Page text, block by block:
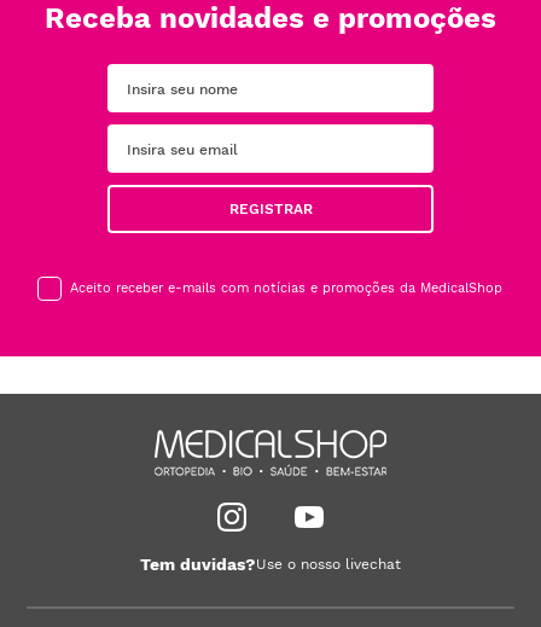
Receba novidades e promoções
REGISTRAR
Aceito receber e-mails com notícias e promoções da MedicalShop
Tem duvidas?Use o nosso livechat